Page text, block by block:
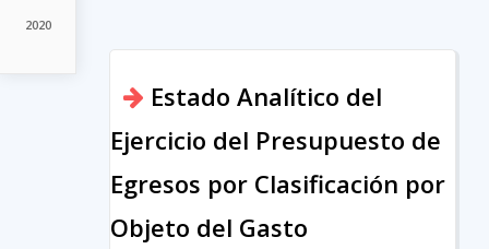
2020
Estado Analítico del
Ejercicio del Presupuesto de
Egresos por Clasificación por
Objeto del Gasto